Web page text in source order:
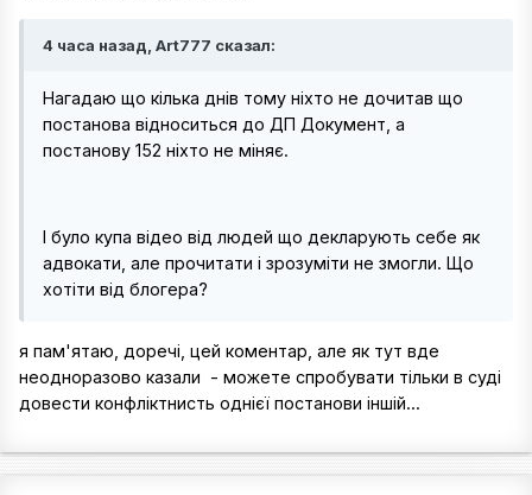
4 часа назад, Art777 сказал:
Нагадаю що кілька днів тому ніхто не дочитав що
постанова відноситься до ДП Документ, а
постанову 152 ніхто не міняє.
І було купа відео від людей що декларують себе як
адвокати, але прочитати і зрозуміти не змогли. Що
хотіти від блогера?
я пам'ятаю, доречі, цей коментар, але як тут вде
неодноразово казали - можете спробувати тільки в суді
довести конфліктнисть однієї постанови іншій...